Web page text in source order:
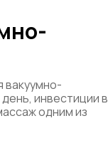
вакуумно-
инвестиции в
одним из